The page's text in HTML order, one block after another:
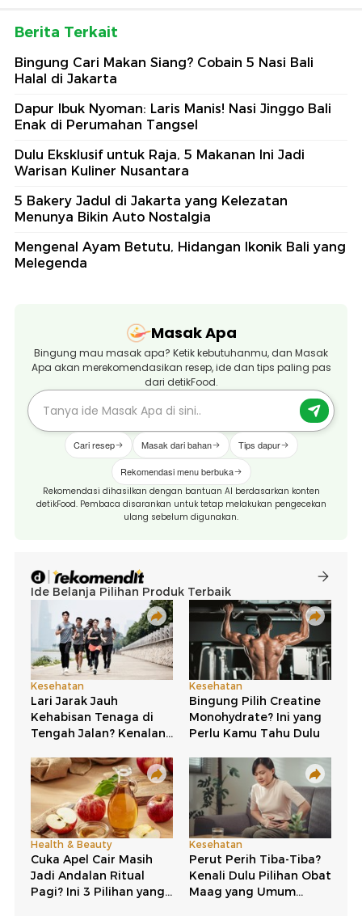
Berita Terkait
Bingung Cari Makan Siang? Cobain 5 Nasi Bali
Halal di Jakarta
Dapur Ibuk Nyoman: Laris Manis! Nasi Jinggo Bali
Enak di Perumahan Tangsel
Dulu Eksklusif untuk Raja, 5 Makanan Ini Jadi
Warisan Kuliner Nusantara
5 Bakery Jadul di Jakarta yang Kelezatan
Menunya Bikin Auto Nostalgia
Mengenal Ayam Betutu, Hidangan Ikonik Bali yang
Melegenda
Masak Apa
Bingung mau masak apa? Ketik kebutuhanmu, dan Masak
Apa akan merekomendasikan resep, ide dan tips paling pas
dari detikFood.
Cari resep Masak dari bahan Tips dapur
Rekomendasi menu berbuka
Rekomendasi dihasilkan dengan bantuan AI berdasarkan konten
detikFood. Pembaca disarankan untuk tetap melakukan pengecekan
ulang sebelum digunakan.